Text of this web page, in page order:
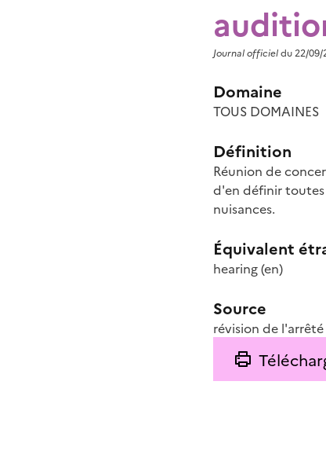
Journal officieldu 22/09/
Domaine
TOUS DOMAINES
Définition
Réunion de
d'en définir toutes
nuisances.
Équivalent
hearing(en)
Source
révision de